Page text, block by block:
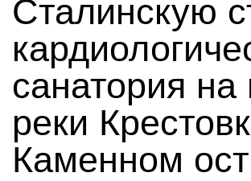
Сталинскую
санатория
реки
Каменном